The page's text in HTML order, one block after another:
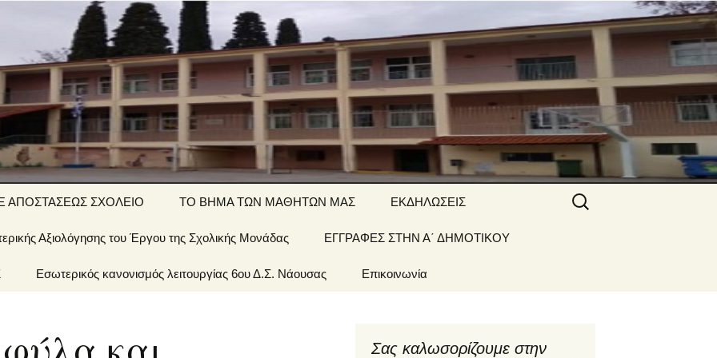
ΣΧΟΛΕΙΟ ΝΑΟΥΣΑΣ
ΑΠΟΣΤΑΣΕΩΣ ΣΧΟΛΕΙΟ
τάξη… εξ
ΤΟ ΒΗΜΑ ΤΩΝ ΜΑΘΗΤΩΝ ΜΑΣ
Αινίγματα-
ΕΚΔΗΛΩΣΕΙΣ
Γιορτές –
Αξιολόγησης του Έργου της Σχολικής Μονάδας ΕΓΓΡΑΦΕΣ ΣΤΗΝ Α΄ ΔΗΜΟΤΙΚΟΥ
Εσωτερικός κανονισμός λειτουργίας 6ου Δ.Σ. Νάουσας Επικοινωνία
Αναζήτηση
για:
Σας καλωσορίζουμε στην